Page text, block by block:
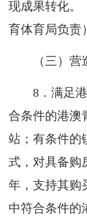
现成果转化。
育体育局负责）
（三）营造
8 ．满足
合条件的港澳
站；有条件的
式，对具备购
年，支持其购
中符合条件的